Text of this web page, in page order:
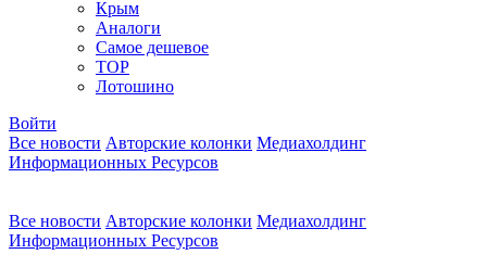
Крым
Аналоги
Самое дешевое
TOP
Лотошино
Войти
Все новости Авторские колонки Медиахолдинг
Информационных Ресурсов
Все новости Авторские колонки Медиахолдинг
Информационных Ресурсов